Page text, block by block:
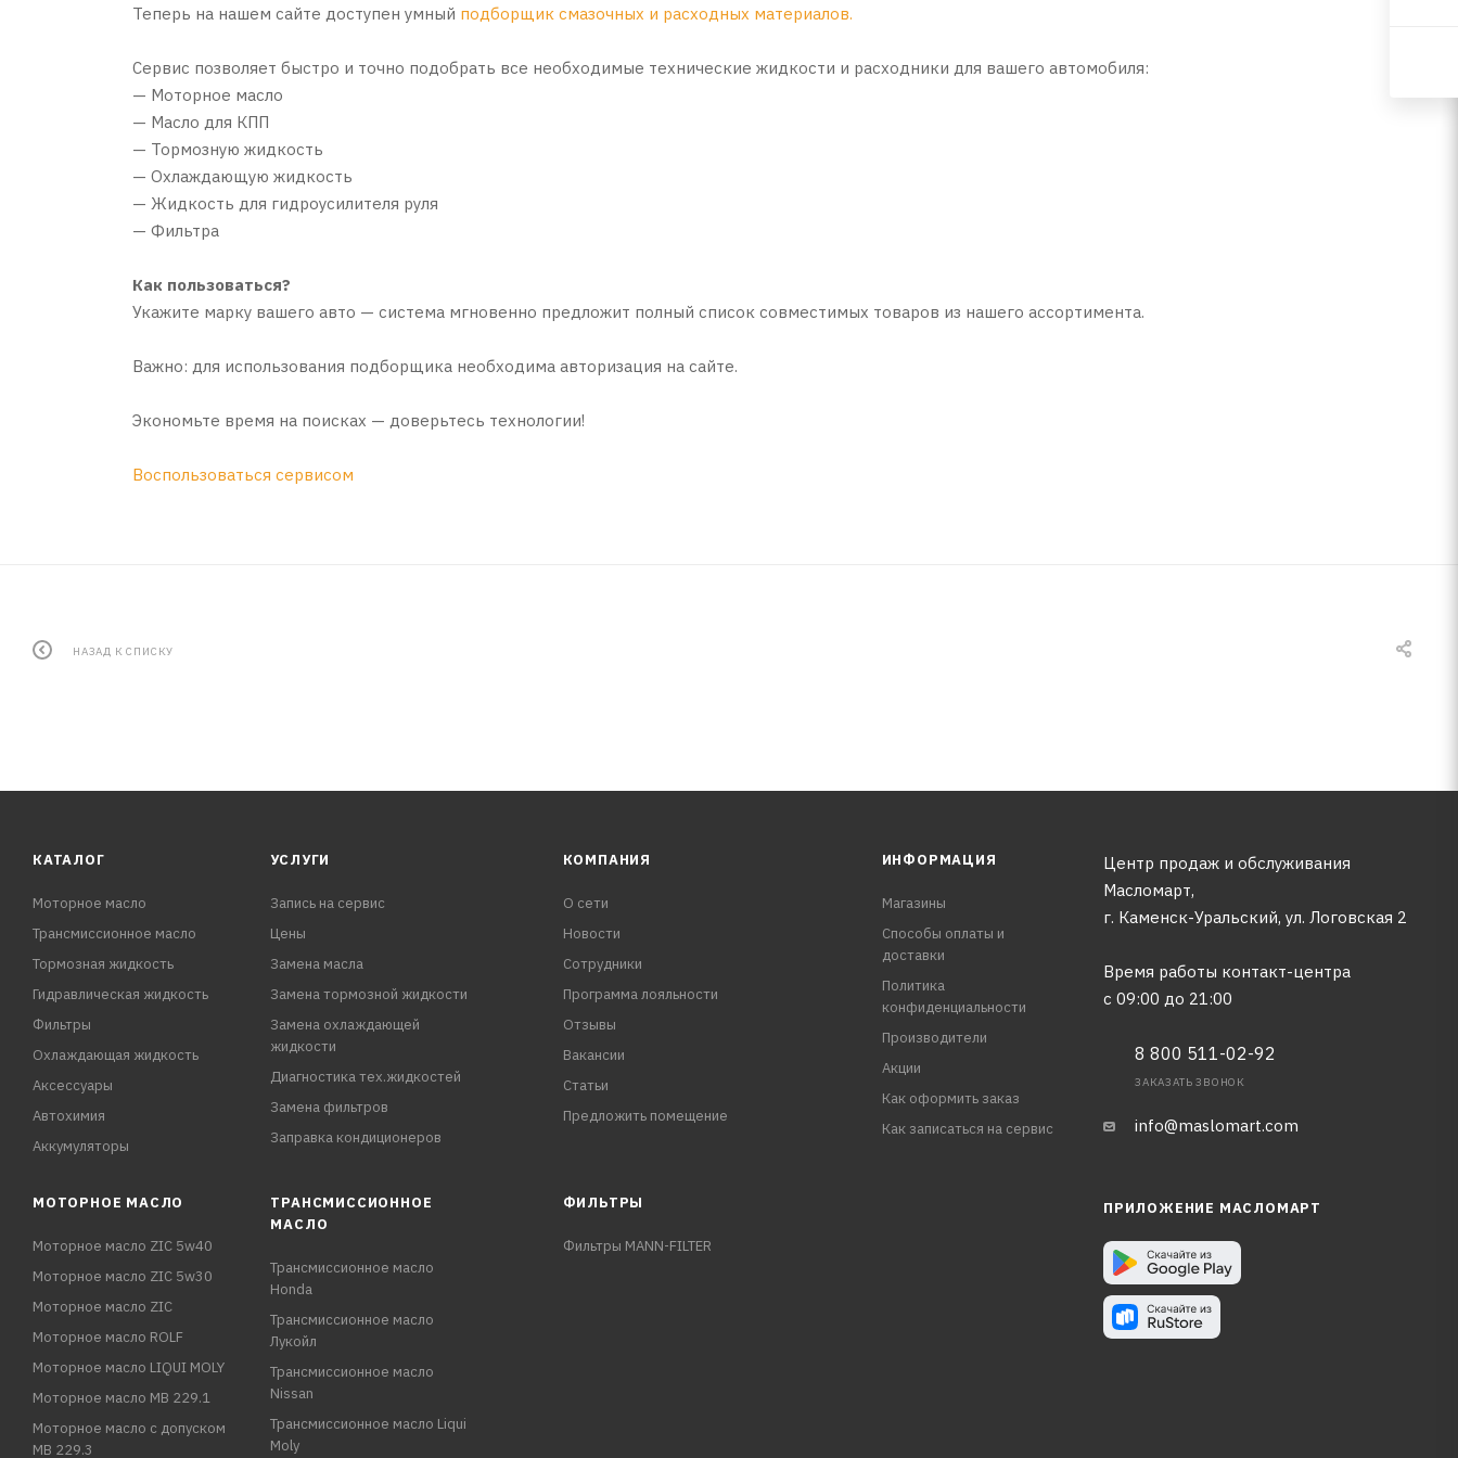
Теперь на нашем сайте доступен умный подборщик смазочных и расходных материалов.
Сервис позволяет быстро и точно подобрать все необходимые технические жидкости и расходники для вашего автомобиля:
— Моторное масло
— Масло для КПП
— Тормозную жидкость
— Охлаждающую жидкость
— Жидкость для гидроусилителя руля
— Фильтра
Как пользоваться?
Укажите марку вашего авто — система мгновенно предложит полный список совместимых товаров из нашего ассортимента.
Важно: для использования подборщика необходима авторизация на сайте.
Экономьте время на поисках — доверьтесь технологии!
Воспользоваться сервисом
НАЗАД К СПИСКУ
КАТАЛОГ
Моторное масло
Трансмиссионное масло
Тормозная жидкость
Гидравлическая жидкость
Фильтры
Охлаждающая жидкость
Аксессуары
Автохимия
Аккумуляторы
УСЛУГИ
Запись на сервис
Цены
Замена масла
Замена тормозной жидкости
Замена охлаждающей
жидкости
Диагностика тех.жидкостей
Замена фильтров
Заправка кондиционеров
КОМПАНИЯ
О сети
Новости
Сотрудники
Программа лояльности
Отзывы
Вакансии
Статьи
Предложить помещение
ИНФОРМАЦИЯ
Магазины
Способы оплаты и
доставки
Политика
конфиденциальности
Производители
Акции
Как оформить заказ
Как записаться на сервис
Центр продаж и обслуживания
Масломарт,
г. Каменск-Уральский, ул. Логовская 2
Время работы контакт-центра
с 09:00 до 21:00
8 800 511-02-92
ЗАКАЗАТЬ ЗВОНОК
info@maslomart.com
МОТОРНОЕ МАСЛО
Моторное масло ZIC 5w40
Моторное масло ZIC 5w30
Моторное масло ZIC
Моторное масло ROLF
Моторное масло LIQUI MOLY
Моторное масло MB 229.1
Моторное масло с допуском
MB 229.3
ТРАНСМИССИОННОЕ
МАСЛО
Трансмиссионное масло
Honda
Трансмиссионное масло
Лукойл
Трансмиссионное масло
Nissan
Трансмиссионное масло Liqui
Moly
ФИЛЬТРЫ
Фильтры MANN-FILTER
ПРИЛОЖЕНИЕ МАСЛОМАРТ